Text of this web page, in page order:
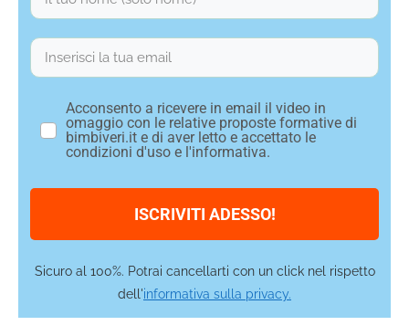
Acconsento a ricevere in email il video in
omaggio con le relative proposte formative di
bimbiveri.it e di aver letto e accettato le
condizioni d'uso e l'informativa.
ISCRIVITI ADESSO!
Sicuro al 100%. Potrai cancellarti con un click nel rispetto
dell'informativa sulla privacy.